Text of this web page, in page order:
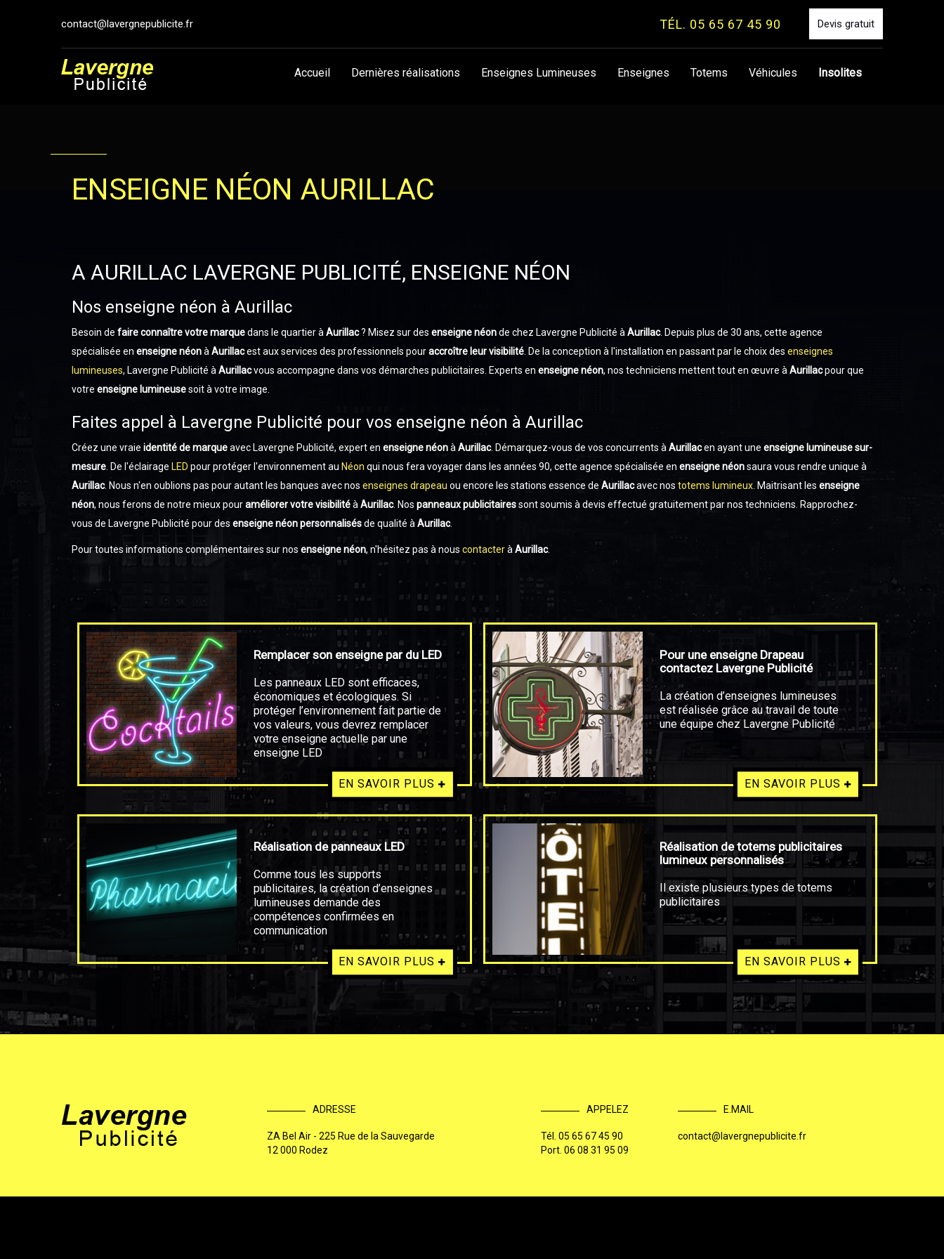
contact@lavergnepublicite.fr TÉL. 05 65 67 45 90 Devis gratuit
Accueil Dernières réalisations Enseignes Lumineuses Enseignes Totems Véhicules Insolites
ENSEIGNE NÉON AURILLAC
A AURILLAC LAVERGNE PUBLICITÉ, ENSEIGNE NÉON
Nos enseigne néon à Aurillac
Besoin de faire connaître votre marquedans le quartier à Aurillac? Misez sur des enseigne néonde chez Lavergne Publicité à Aurillac. Depuis plus de 30 ans, cette agence
spécialisée en enseigne néonà Aurillacest aux services des professionnels pouraccroître leur visibilité . De la conception à l'installation en passant par le choix des enseignes
lumineuses, Lavergne Publicité à Aurillacvous accompagne dans vos démarches publicitaires. Experts en enseigne néon, nos techniciens mettent tout en œuvre à Aurillacpour que
votre enseigne lumineusesoit à votre image.
Faites appel à Lavergne Publicité pour vos enseigne néon à Aurillac
Créez une vraie identité de marqueavec Lavergne Publicité, expert en enseigne néonà Aurillac. Démarquez-vous de vos concurrents à Aurillacen ayant une enseigne lumineuse sur-
mesure . De l'éclairage LED pour protéger l'environnement au Néon qui nous fera voyager dans les années 90, cette agence spécialisée en enseigne néonsaura vous rendre unique à
Aurillac. Nous n'en oublions pas pour autant les banques avec nos enseignes drapeau ou encore les stations essence de Aurillacavec nos totems lumineux . Maitrisant les enseigne
néon, nous ferons de notre mieux pouraméliorer votre visibilitéà Aurillac. Nos panneaux publicitairessont soumis à devis effectué gratuitement par nos techniciens. Rapprochez-
vous de Lavergne Publicité pour des enseigne néonpersonnalisésde qualité à Aurillac.
Pour toutes informations complémentaires sur nos enseigne néon, n'hésitez pas à nous contacterà Aurillac.
Remplacer son enseigne par du LED
Les panneaux LED sont efficaces,
économiques et écologiques. Si
protéger l’environnement fait partie de
vos valeurs, vous devrez remplacer
votre enseigne actuelle par une
enseigne LED
EN SAVOIR PLUS
Pour une enseigne Drapeau
contactez Lavergne Publicité
La création d’enseignes lumineuses
est réalisée grâce au travail de toute
une équipe chez Lavergne Publicité
EN SAVOIR PLUS
Réalisation de panneaux LED
Comme tous les supports
publicitaires, la création d’enseignes
lumineuses demande des
compétences confirmées en
communication
EN SAVOIR PLUS
Réalisation de totems publicitaires
lumineux personnalisés
Il existe plusieurs types de totems
publicitaires
EN SAVOIR PLUS
ADRESSE
ZA Bel Air - 225 Rue de la Sauvegarde
12 000 Rodez
APPELEZ
Tél. 05 65 67 45 90
Port. 06 08 31 95 09
E.MAIL
contact@lavergnepublicite.fr